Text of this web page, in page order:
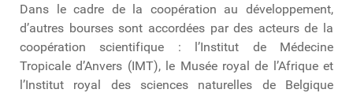
Dans le cadre de la coopération au développement,
d’autres bourses sont accordées par des acteurs de la
coopération scientifique : l’Institut de Médecine
Tropicale d’Anvers (IMT), le Musée royal de l’Afrique et
l’Institut royal des sciences naturelles de Belgique